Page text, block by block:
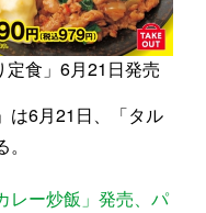
食」6月21日発売
は6月21日、「タル
レー炒飯」発売、パ